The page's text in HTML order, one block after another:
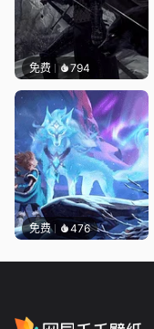
免费 794
免费 476